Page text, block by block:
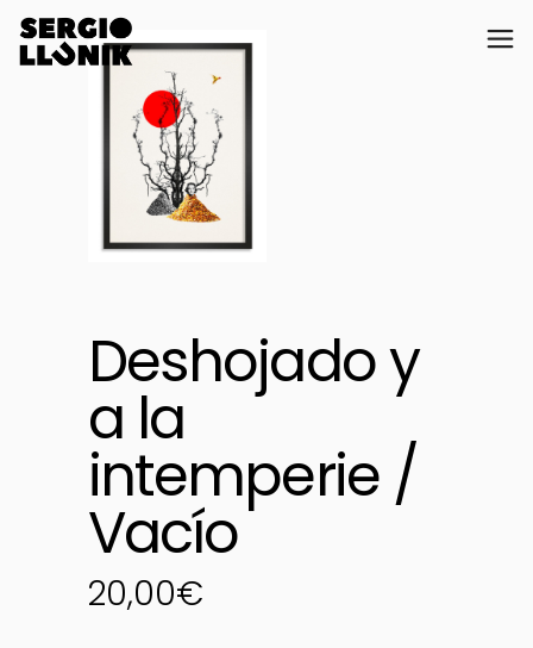
Deshojado y
a la
intemperie /
Vacío
20,00€